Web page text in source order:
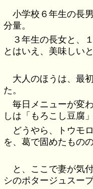
小学校６年生の長
分量。
３年生の長女と、
とはいえ、美味しい
大人のほうは、最
た。
毎日メニューが変
しは「もろこし豆腐」
どうやら、トウモ
を、葛で固めたもの
と、ここで妻が気
シのポタージュスー